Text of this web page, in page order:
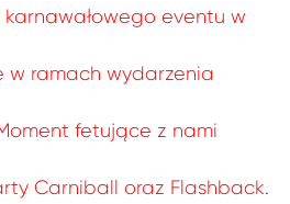
eventu w
w ramach wydarzenia
fetujące z nami
Carniball oraz Flashback.